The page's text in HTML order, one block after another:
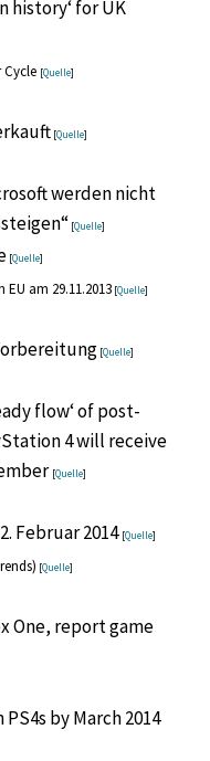
history‘ for UK
Cycle [Quelle]
[Quelle]
werden nicht
[Quelle]
[Quelle]
EU am 29.11.2013 [Quelle]
[Quelle]
flow‘ of post-
4 will receive
[Quelle]
Februar 2014 [Quelle]
[Quelle]
One, report game
by March 2014